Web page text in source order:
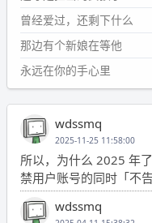
曾经爱过，还剩下什么
那边有个新娘在等他
永远在你的手心里
wdssmq
2025-11-25 11:58:00
所以，为什么 2025 年
禁用户账号的同时「不
wdssmq